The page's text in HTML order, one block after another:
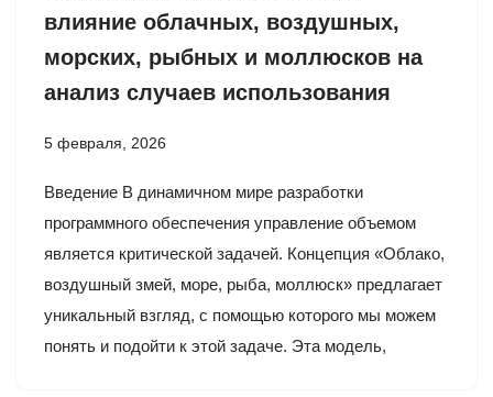
влияние облачных, воздушных,
морских, рыбных и моллюсков на
анализ случаев использования
5 февраля, 2026
Введение В динамичном мире разработки
программного обеспечения управление объемом
является критической задачей. Концепция «Облако,
воздушный змей, море, рыба, моллюск» предлагает
уникальный взгляд, с помощью которого мы можем
понять и подойти к этой задаче. Эта модель,